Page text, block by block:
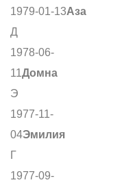
1979-01-13Аза
Д
1978-06-
11Домна
Э
1977-11-
04Эмилия
Г
1977-09-